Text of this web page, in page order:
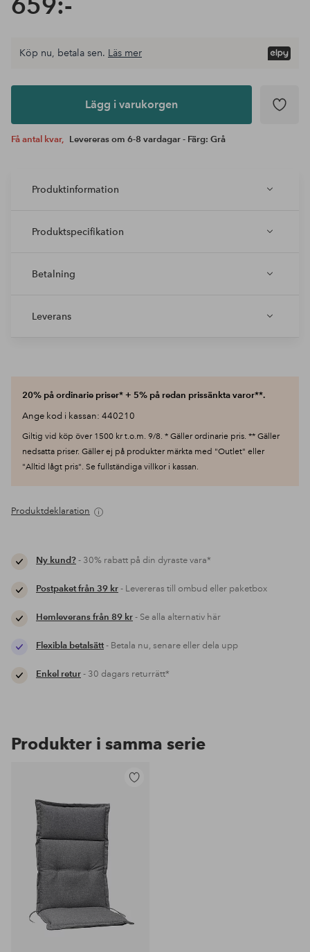
Lägg i
Köp nu, betala sen. Läs mer
Lägg i varukorgen
Få antal kvar, Levereras om 6-8 vardagar - Färg: Grå
Produktinformation
Produktspecifikation
Betalning
Leverans
20% på ordinarie priser* + 5% på redan prissänkta varor**.
Ange kod i kassan: 440210
Giltig vid köp över 1500 kr t.o.m. 9/8. * Gäller ordinarie pris. ** Gäller
nedsatta priser. Gäller ej på produkter märkta med "Outlet" eller
"Alltid lågt pris". Se fullständiga villkor i kassan.
Produktdeklaration
Ny kund?- 30% rabatt på din dyraste vara*
Postpaket från 39 kr- Levereras till ombud eller paketbox
Hemleverans från 89 kr- Se alla alternativ här
Flexibla betalsätt- Betala nu, senare eller dela upp
Enkel retur- 30 dagars returrätt*
Produkter i samma serie